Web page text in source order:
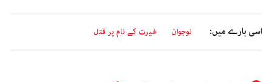
اسی بارے میں: نوجوان غیرت کے نام پر قتل